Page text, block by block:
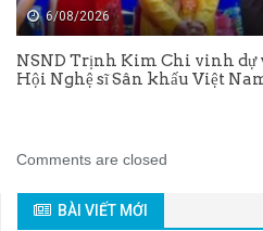
6/08/2026
NSND Trịnh Kim Chi vinh dự
Hội Nghệ sĩ Sân khấu Việt
Comments are closed
BÀI VIẾT MỚI